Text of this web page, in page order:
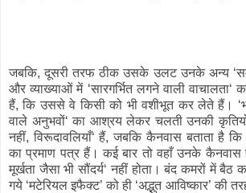
जबकि, दूसरी तरफ ठीक उसके उलट उनके अन्य
और व्याख्याओं में ‘सारगर्भित लगने वाली
हैं, कि उससे वे किसी को भी वशीभूत कर लेते हैं।
वाले अनुभवों‘ का आश्रय लेकर चलती उनकी कृतियों
नहीं, विरूदावलियाँ‘ हैं, जबकि कैनवास बताता है
का प्रमाण पत्र हैं। कई बार तो वहाँ उनके कैनवास
मूर्खता जैसा भी सौंदर्य‘ नहीं होता। बंद कमरों में
गये ‘मटेरियल इफैक्ट’ को ही ‘अद्भुत आविष्कार’ की